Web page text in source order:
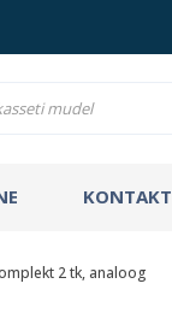
KONTAKT
2 tk, analoog